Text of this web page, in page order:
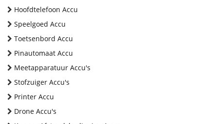
Hoofdtelefoon Accu
Speelgoed Accu
Toetsenbord Accu
Pinautomaat Accu
Meetapparatuur Accu's
Stofzuiger Accu's
Printer Accu
Drone Accu's